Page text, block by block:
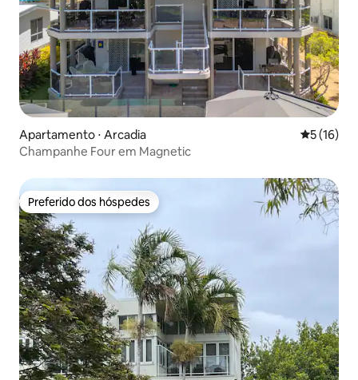
Apartamento ⋅ Arcadia 5 de uma
5 (16)
Champanhe Four em Magnetic
Preferido dos hóspedes
Preferido dos hóspedes